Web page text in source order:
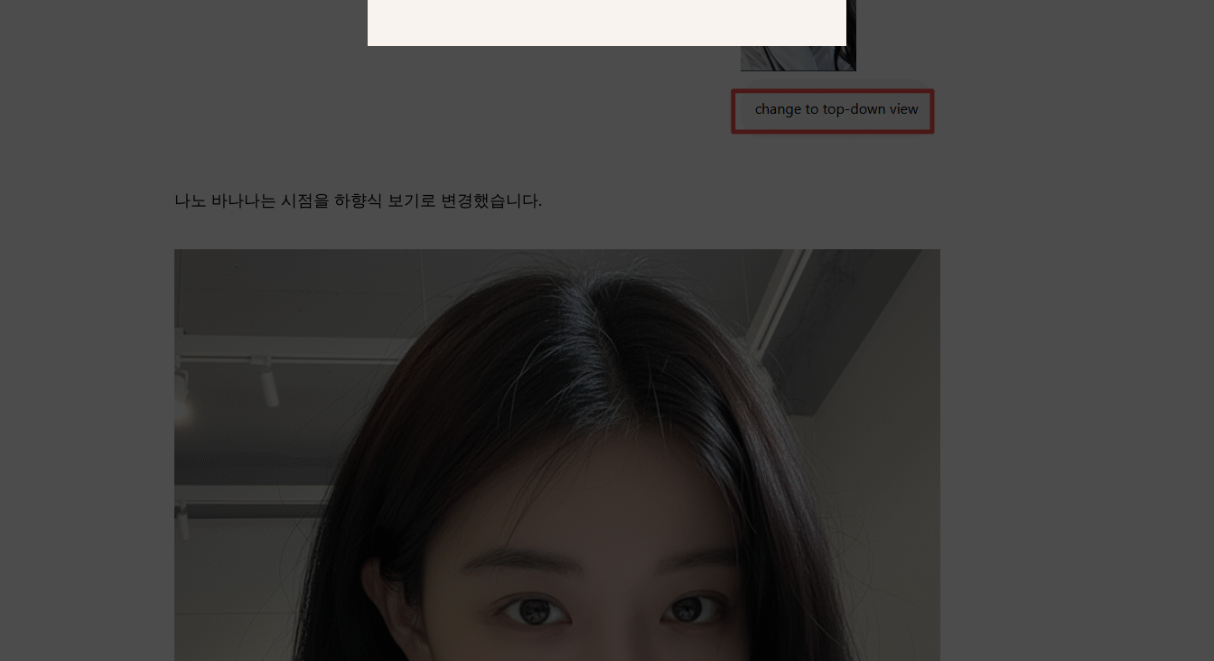
나노 바나나는 시점을 하향식 보기로 변경했습니다.